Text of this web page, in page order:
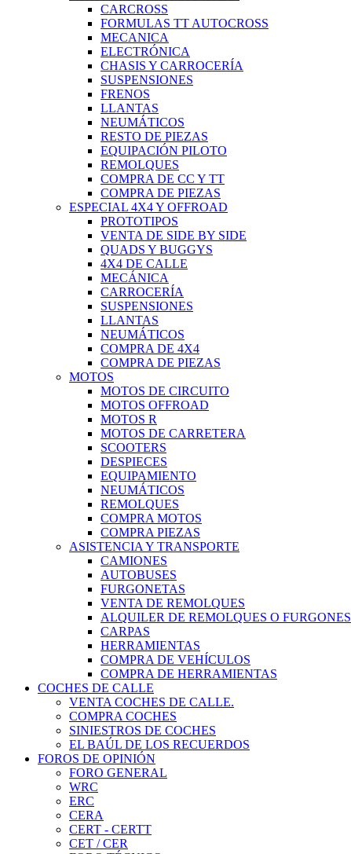
CARCROSS
FORMULAS TT AUTOCROSS
MECANICA
ELECTRÓNICA
CHASIS Y CARROCERÍA
SUSPENSIONES
FRENOS
LLANTAS
NEUMÁTICOS
RESTO DE PIEZAS
EQUIPACIÓN PILOTO
REMOLQUES
COMPRA DE CC Y TT
COMPRA DE PIEZAS
ESPECIAL 4X4 Y OFFROAD
PROTOTIPOS
VENTA DE SIDE BY SIDE
QUADS Y BUGGYS
4X4 DE CALLE
MECÁNICA
CARROCERÍA
SUSPENSIONES
LLANTAS
NEUMÁTICOS
COMPRA DE 4X4
COMPRA DE PIEZAS
MOTOS
MOTOS DE CIRCUITO
MOTOS OFFROAD
MOTOS R
MOTOS DE CARRETERA
SCOOTERS
DESPIECES
EQUIPAMIENTO
NEUMÁTICOS
REMOLQUES
COMPRA MOTOS
COMPRA PIEZAS
ASISTENCIA Y TRANSPORTE
CAMIONES
AUTOBUSES
FURGONETAS
VENTA DE REMOLQUES
ALQUILER DE REMOLQUES O FURGONES
CARPAS
HERRAMIENTAS
COMPRA DE VEHÍCULOS
COMPRA DE HERRAMIENTAS
COCHES DE CALLE
VENTA COCHES DE CALLE.
COMPRA COCHES
SINIESTROS DE COCHES
EL BAÚL DE LOS RECUERDOS
FOROS DE OPINIÓN
FORO GENERAL
WRC
ERC
CERA
CERT - CERTT
CET / CER